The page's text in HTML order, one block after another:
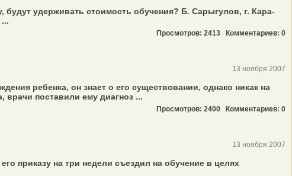
будут удерживать стоимость обучения? Б. Сарыгулов, г. Кара-
Просмотров: 2413 Комментариев: 0
13 ноября 2007
ребенка, он знает о его существовании, однако никак на
врачи поставили ему диагноз ...
Просмотров: 2400 Комментариев: 0
13 ноября 2007
приказу на три недели съездил на обучение в целях